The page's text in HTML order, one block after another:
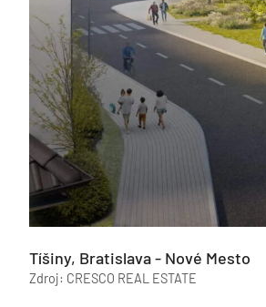
Tíšiny, Bratislava - Nové Mesto
Zdroj: CRESCO REAL ESTATE